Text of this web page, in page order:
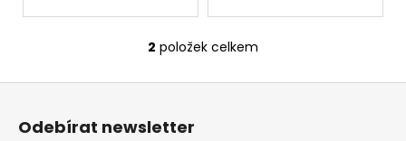
O
v
2 položek celkem
Z
Odebírat newsletter